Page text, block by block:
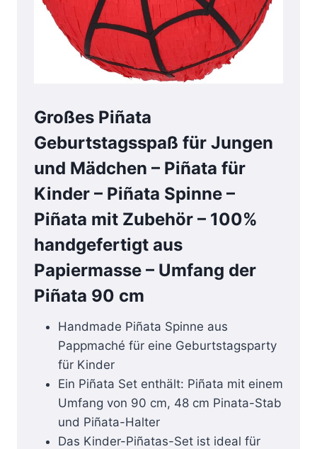
Großes Piñata
Geburtstagsspaß für Jungen
und Mädchen – Piñata für
Kinder – Piñata Spinne –
Piñata mit Zubehör – 100%
handgefertigt aus
Papiermasse – Umfang der
Piñata 90 cm
Handmade Piñata Spinne aus
Pappmaché für eine Geburtstagsparty
für Kinder
Ein Piñata Set enthält: Piñata mit einem
Umfang von 90 cm, 48 cm Pinata-Stab
und Piñata-Halter
Das Kinder-Piñatas-Set ist ideal für